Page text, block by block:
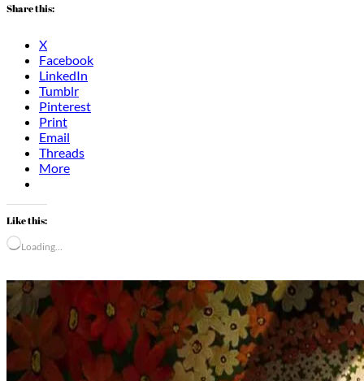
Share this:
X
Facebook
LinkedIn
Tumblr
Pinterest
Print
Email
Threads
More
Like this:
Loading…